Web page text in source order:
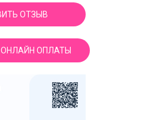
ОТЗЫВ
ОПЛАТЫ